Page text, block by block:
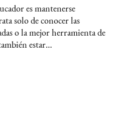
es mantenerse
solo de conocer las
o la mejor herramienta de
estar…